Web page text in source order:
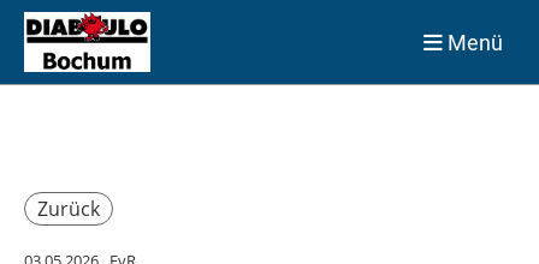
Menü
Zurück